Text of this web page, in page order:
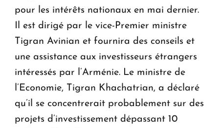
pour les intérêts nationaux en mai dernier.
Il est dirigé par le vice-Premier ministre
Tigran Avinian et fournira des conseils et
une assistance aux investisseurs étrangers
intéressés par l’Arménie. Le ministre de
l’Economie, Tigran Khachatrian, a déclaré
qu’il se concentrerait probablement sur des
projets d’investissement dépassant 10